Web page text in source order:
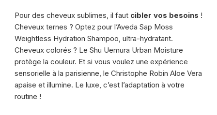
Pour des cheveux sublimes, il faut cibler vos besoins !
Cheveux ternes ? Optez pour l’Aveda Sap Moss
Weightless Hydration Shampoo, ultra-hydratant.
Cheveux colorés ? Le Shu Uemura Urban Moisture
protège la couleur. Et si vous voulez une expérience
sensorielle à la parisienne, le Christophe Robin Aloe Vera
apaise et illumine. Le luxe, c’est l’adaptation à votre
routine !